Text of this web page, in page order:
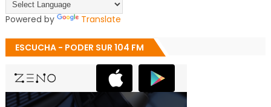
Powered by Translate
ESCUCHA - PODER SUR 104 FM